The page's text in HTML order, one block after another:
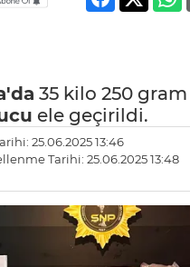
35 kilo 250
ele geçirildi.
25.06.2025 13:46
Tarihi: 25.06.2025 13:48